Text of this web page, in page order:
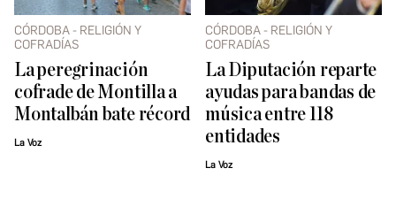
CÓRDOBA - RELIGIÓN Y
COFRADÍAS
La peregrinación
cofrade de Montilla a
Montalbán bate récord
La Voz
CÓRDOBA - RELIGIÓN Y
COFRADÍAS
La Diputación reparte
ayudas para bandas de
música entre 118
entidades
La Voz